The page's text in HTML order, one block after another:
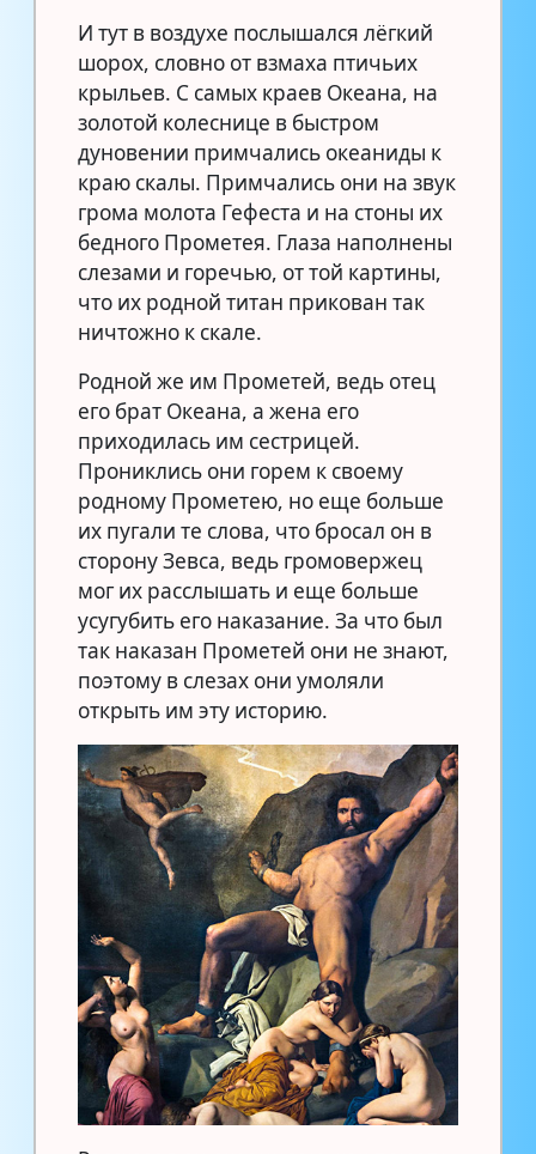
И тут в воздухе послышался лёгкий
шорох, словно от взмаха птичьих
крыльев. С самых краев Океана, на
золотой колеснице в быстром
дуновении примчались океаниды к
краю скалы. Примчались они на звук
грома молота Гефеста и на стоны их
бедного Прометея. Глаза наполнены
слезами и горечью, от той картины,
что их родной титан прикован так
ничтожно к скале.
Родной же им Прометей, ведь отец
его брат Океана, а жена его
приходилась им сестрицей.
Прониклись они горем к своему
родному Прометею, но еще больше
их пугали те слова, что бросал он в
сторону Зевса, ведь громовержец
мог их расслышать и еще больше
усугубить его наказание. За что был
так наказан Прометей они не знают,
поэтому в слезах они умоляли
открыть им эту историю.